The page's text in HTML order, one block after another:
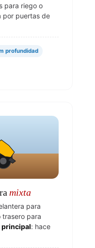
para riego o
por puertas de
profundidad
mixta
para
para
principal: hace